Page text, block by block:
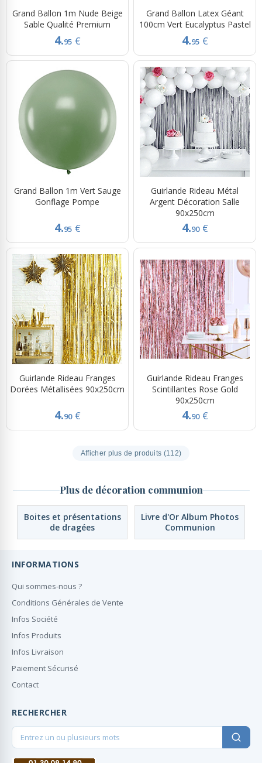
Grand Ballon 1m Nude Beige
Sable Qualité Premium
4.95 €
Grand Ballon Latex Géant
100cm Vert Eucalyptus Pastel
4.95 €
Grand Ballon 1m Vert Sauge
Gonflage Pompe
4.95 €
Guirlande Rideau Métal
Argent Décoration Salle
90x250cm
4.90 €
Guirlande Rideau Franges
Dorées Métallisées 90x250cm
4.90 €
Guirlande Rideau Franges
Scintillantes Rose Gold
90x250cm
4.90 €
Afficher plus de produits (112)
Plus de décoration communion
Boites et présentations
de dragées
Livre d'Or Album Photos
Communion
INFORMATIONS
Qui sommes-nous ?
Conditions Générales de Vente
Infos Société
Infos Produits
Infos Livraison
Paiement Sécurisé
Contact
RECHERCHER